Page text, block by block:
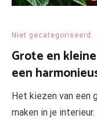
Niet gecategoriseerd
Grote en
een
Het kiezen van een
maken in je